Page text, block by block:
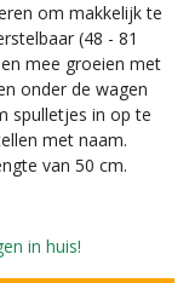
om makkelijk te
(48 - 81
mee groeien met
onder de wagen
spulletjes in op te
met naam.
van 50 cm.
in huis!